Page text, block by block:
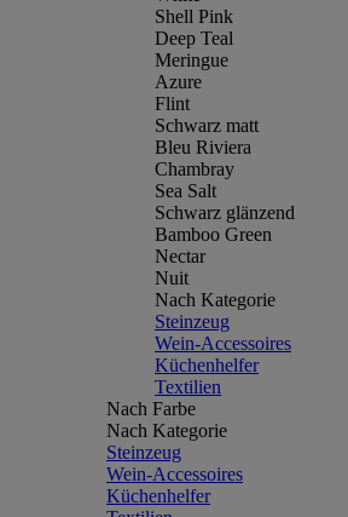
Shell Pink
Deep Teal
Meringue
Azure
Flint
Schwarz matt
Bleu Riviera
Chambray
Sea Salt
Schwarz glänzend
Bamboo Green
Nectar
Nuit
Nach Kategorie
Steinzeug
Wein-Accessoires
Küchenhelfer
Textilien
Nach Farbe
Nach Kategorie
Steinzeug
Wein-Accessoires
Küchenhelfer